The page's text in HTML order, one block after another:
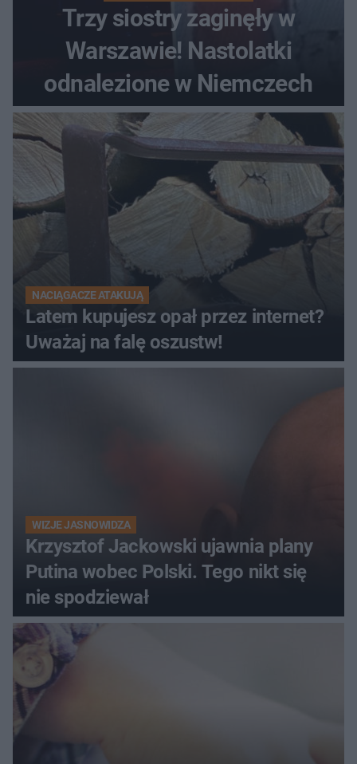
Trzy siostry zaginęły w
Warszawie! Nastolatki
odnalezione w Niemczech
NACIĄGACZE ATAKUJĄ
Latem kupujesz opał przez internet?
Uważaj na falę oszustw!
WIZJE JASNOWIDZA
Krzysztof Jackowski ujawnia plany
Putina wobec Polski. Tego nikt się
nie spodziewał